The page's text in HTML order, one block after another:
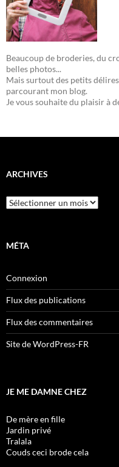
Beaucoup de broderies, du
belles photos...
Mais surtout des petits
parcourant mon blog.
Je vous souhaite du plaisir à
ARCHIVES
Archives
MÉTA
Connexion
Flux des publications
Flux des commentaires
Site de WordPress-FR
JE ME DAMNE CHEZ
De mère en fille
Jardin privé
Tralala
Couds ceci brode cela